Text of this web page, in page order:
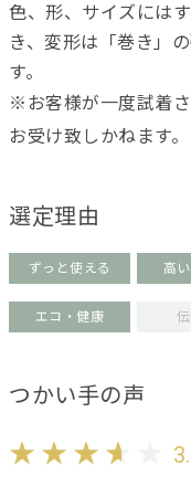
色、形、サイズには
き、変形は「巻き」
す。
※お客様が一度試着
お受け致しかねます。
選定理由
ずっと使える 高
エコ・健康
つかい手の声